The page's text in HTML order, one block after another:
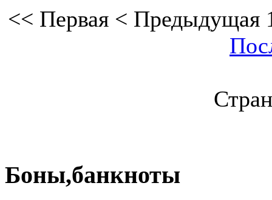
<< Первая < Предыдущая
Боны,банкноты